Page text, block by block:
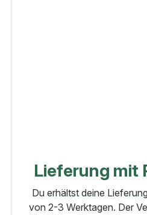
Lieferung mit
Du erhältst deine
von 2-3 Werktagen. Der